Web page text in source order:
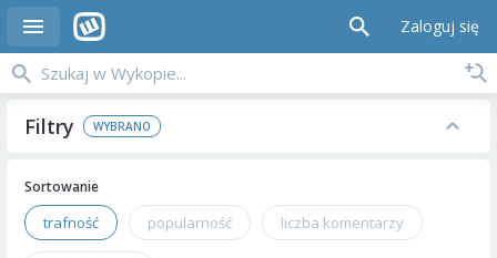
Zaloguj się
Filtry
Sortowanie
trafność popularność liczba komentarzy